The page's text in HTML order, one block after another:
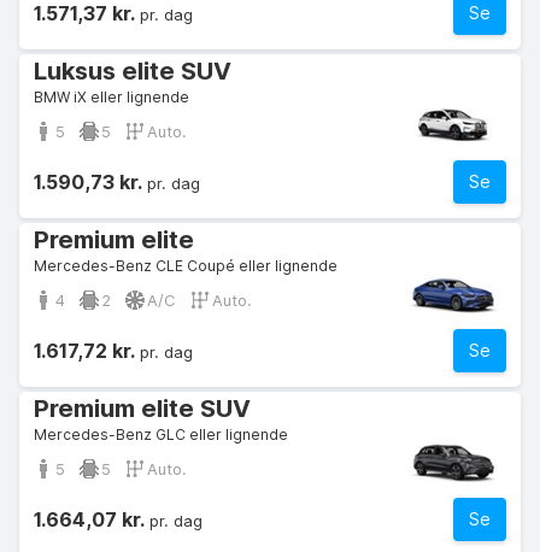
Se
1.571,37 kr. pr. dag
Luksus elite SUV
BMW iX eller lignende
5 5 Auto.
Se
1.590,73 kr. pr. dag
Premium elite
Mercedes-Benz CLE Coupé eller lignende
4 2 A/C Auto.
Se
1.617,72 kr. pr. dag
Premium elite SUV
Mercedes-Benz GLC eller lignende
5 5 Auto.
Se
1.664,07 kr. pr. dag